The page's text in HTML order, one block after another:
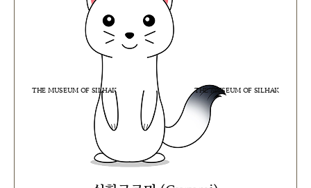
THE MUSEUM OF SILHAK THE MUSEUM OF SILHAK